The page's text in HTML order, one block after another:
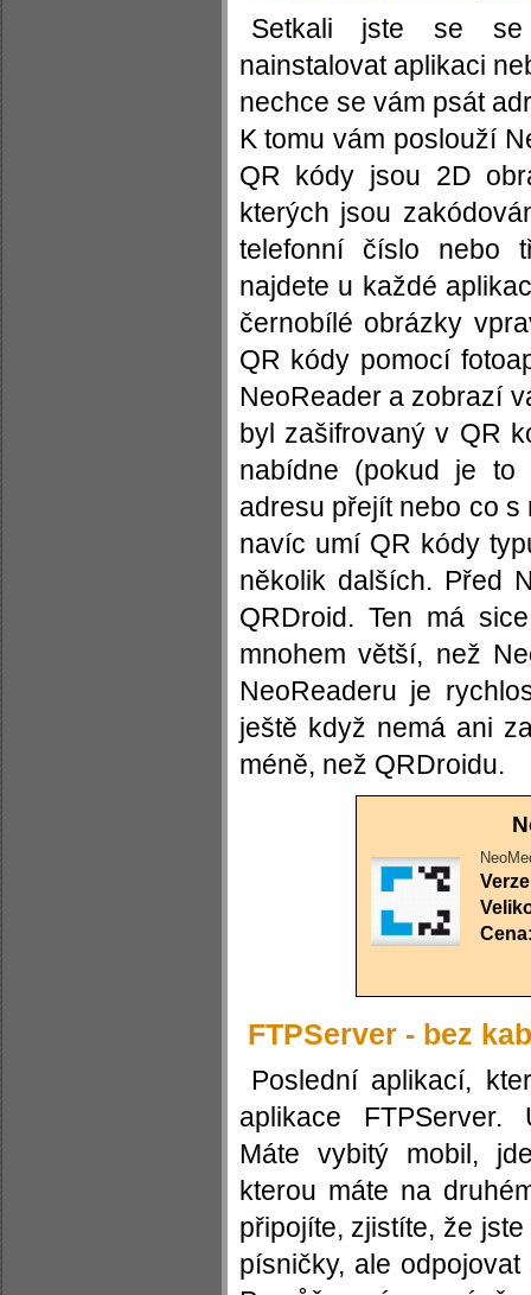
Setkali jste se se
nainstalovat aplikaci
nechce se vám psát
K tomu vám poslouží
QR kódy jsou 2D
kterých jsou
telefonní číslo nebo
najdete u každé
černobílé obrázky
QR kódy pomocí
NeoReader a zobrazí
byl zašifrovaný v QR
nabídne (pokud je to
adresu přejít nebo co
navíc umí QR kódy
několik dalších. Před
QRDroid. Ten má
mnohem větší, než
NeoReaderu je
ještě když nemá ani
méně, než QRDroidu.
FTPServer - bez
Poslední aplikací,
aplikace FTPServer.
Máte vybitý mobil,
kterou máte na
připojíte, zjistíte, že
písničky, ale